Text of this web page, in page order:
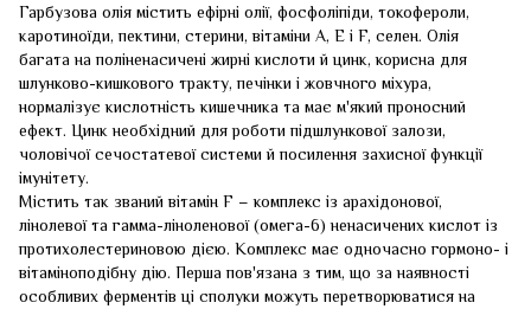
Гарбузова олія містить ефірні олії, фосфоліпіди, токофероли,
каротиноїди, пектини, стерини, вітаміни А, Е і F, селен. Олія
багата на поліненасичені жирні кислоти й цинк, корисна для
шлунково-кишкового тракту, печінки і жовчного міхура,
нормалізує кислотність кишечника та має м'який проносний
ефект. Цинк необхідний для роботи підшлункової залози,
чоловічої сечостатевої системи й посилення захисної функції
імунітету.
Містить так званий вітамін F – комплекс із арахідонової,
лінолевої та гамма-ліноленової (омега-6) ненасичених кислот із
протихолестериновою дією. Комплекс має одночасно гормоно- і
вітаміноподібну дію. Перша пов'язана з тим, що за наявності
особливих ферментів ці сполуки можуть перетворюватися на